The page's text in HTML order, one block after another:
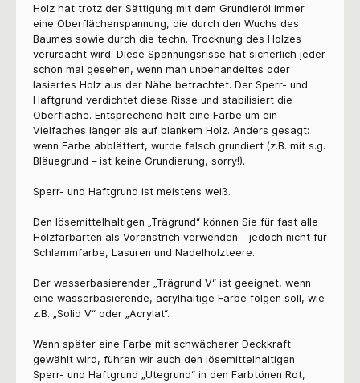
Holz hat trotz der Sättigung mit dem Grundieröl immer
eine Oberflächenspannung, die durch den Wuchs des
Baumes sowie durch die techn. Trocknung des Holzes
verursacht wird. Diese Spannungsrisse hat sicherlich jeder
schon mal gesehen, wenn man unbehandeltes oder
lasiertes Holz aus der Nähe betrachtet. Der Sperr- und
Haftgrund verdichtet diese Risse und stabilisiert die
Oberfläche. Entsprechend hält eine Farbe um ein
Vielfaches länger als auf blankem Holz. Anders gesagt:
wenn Farbe abblättert, wurde falsch grundiert (z.B. mit s.g.
Bläuegrund – ist keine Grundierung, sorry!).
Sperr- und Haftgrund ist meistens weiß.
Den lösemittelhaltigen „Trägrund“ können Sie für fast alle
Holzfarbarten als Voranstrich verwenden – jedoch nicht für
Schlammfarbe, Lasuren und Nadelholzteere.
Der wasserbasierender „Trägrund V“ ist geeignet, wenn
eine wasserbasierende, acrylhaltige Farbe folgen soll, wie
z.B. „Solid V“ oder „Acrylat“.
Wenn später eine Farbe mit schwächerer Deckkraft
gewählt wird, führen wir auch den lösemittelhaltigen
Sperr- und Haftgrund „Utegrund“ in den Farbtönen Rot,